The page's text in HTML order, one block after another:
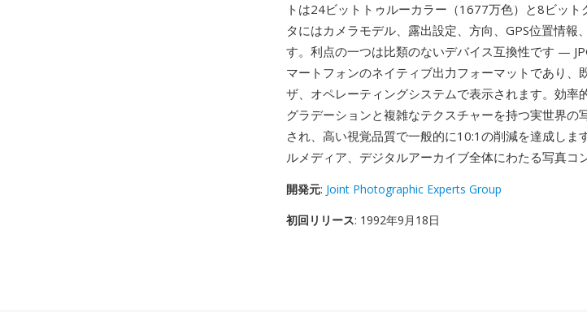
トは24ビットトゥルーカラー（1677万色）と8ビッ
タにはカメラモデル、露出設定、方向、GPS位置情報
す。利点の一つは比類のないデバイス互換性です —
マートフォンのネイティブ出力フォーマットであり、
ザ、オペレーティングシステムで表示されます。効率
グラデーションと複雑なテクスチャーを持つ実世界の
され、高い視覚品質で一般的に10:1の削減を達成しま
ルメディア、デジタルアーカイブ全体にわたる写真コ
開発元: Joint Photographic Experts Group
初回リリース: 1992年9月18日